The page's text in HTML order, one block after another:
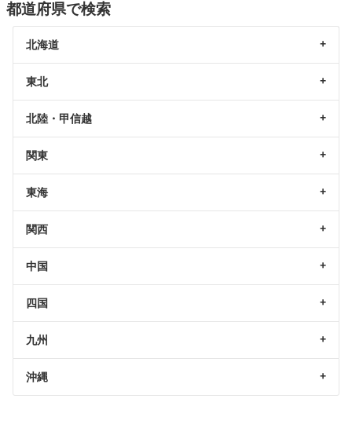
都道府県で検索
北海道
東北
北陸・甲信越
関東
東海
関西
中国
四国
九州
沖縄